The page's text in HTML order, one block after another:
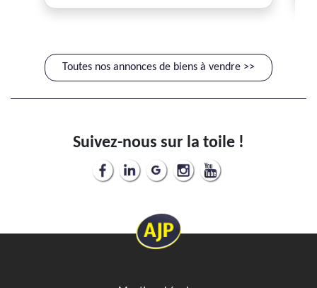
Toutes nos annonces de biens à vendre >>
Suivez-nous sur la toile !